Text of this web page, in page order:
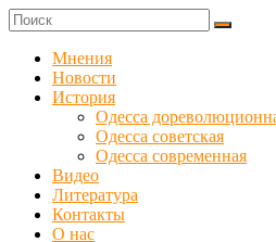
Skip
to
content
Куликовец
Сайт
одесского
сопротивления
Мнения
Новости
История
Одесса
Одесса советская
Одесса современная
Видео
Литература
Контакты
О нас